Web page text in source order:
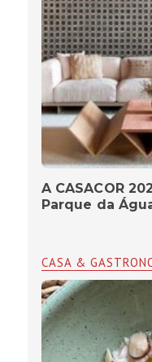
A CASACOR
Parque da
CASA &